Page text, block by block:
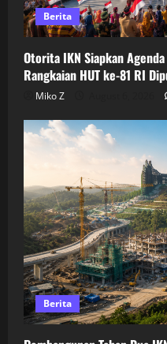
Berita
Otorita IKN Siapkan
Rangkaian HUT ke-81 RI
Miko Z
Berita